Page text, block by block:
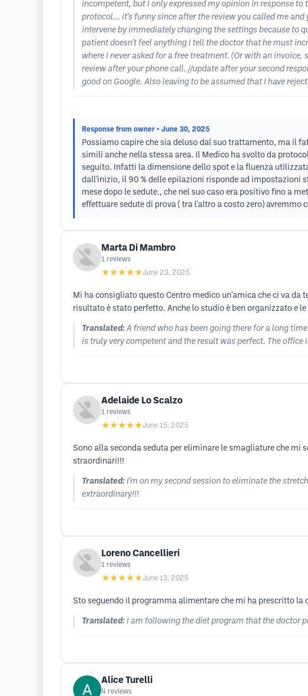
incompetent, but I only expressed my opinion in response
protocol... it's funny since after the review you called me
intervene by immediately changing the settings because to
patient doesn't feel anything I tell the doctor that he must
where I never asked for a free treatment. (Or with an
review after your phone call. //update after your second
good on Google. Also leaving to be assumed that I have
Response from owner • June 30, 2025
Possiamo capire che sia deluso dal suo trattamento, ma il
simili anche nella stessa area. Il Medico ha svolto da
seguito. Infatti la dimensione dello spot e la fluenza
dall'inizio, il 90 % delle epilazioni risponde ad impostazioni
mese dopo le sedute., che nel suo caso era positivo fino a
effettuare sedute di prova ( tra l'altro a costo zero)
Marta Di Mambro
1 reviews
★★★★★June 23, 2025
Mi ha consigliato questo Centro medico un'amica che ci va da
risultato è stato perfetto. Anche lo studio è ben organizzato e
Translated: A friend who has been going there for a long
is truly very competent and the result was perfect. The
Adelaide Lo Scalzo
1 reviews
★★★★★June 15, 2025
Sono alla seconda seduta per eliminare le smagliature che
straordinari!!!
Translated: I'm on my second session to eliminate the
extraordinary!!!
Loreno Cancellieri
1 reviews
★★★★★June 13, 2025
Sto seguendo il programma alimentare che mi ha prescritto la
Translated: I am following the diet program that the doctor
Alice Turelli
4 reviews